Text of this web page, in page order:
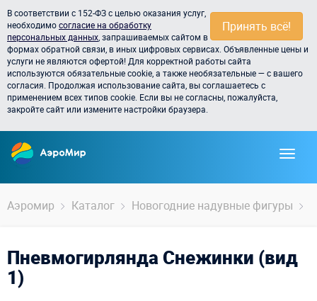
Принять всё!
В соответствии с 152-ФЗ с целью оказания услуг,
необходимосогласие на обработку
персональных данных , запрашиваемых сайтом в
формах обратной связи, в иных цифровых сервисах. Объявленные цены и
услуги не являются офертой! Для корректной работы сайта
используются обязательные cookie, а также необязательные — с вашего
согласия. Продолжая использование сайта, вы соглашаетесь с
применением всех типов cookie. Если вы не согласны, пожалуйста,
закройте сайт или измените настройки браузера.
Аэромир Каталог Новогодние надувные фигуры
Пневмогирлянда Снежинки (вид
1)